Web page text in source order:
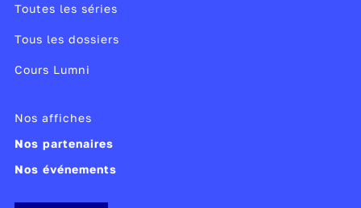
Toutes les séries
Tous les dossiers
Cours Lumni
Nos affiches
Nos partenaires
Nos événements